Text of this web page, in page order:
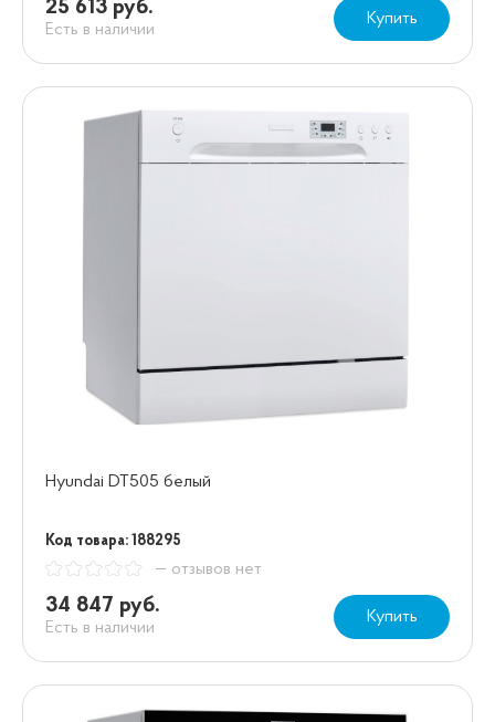
25 613 руб.
Есть в наличии
Купить
Hyundai DT505 белый
Код товара: 188295
— отзывов нет
34 847 руб.
Есть в наличии
Купить